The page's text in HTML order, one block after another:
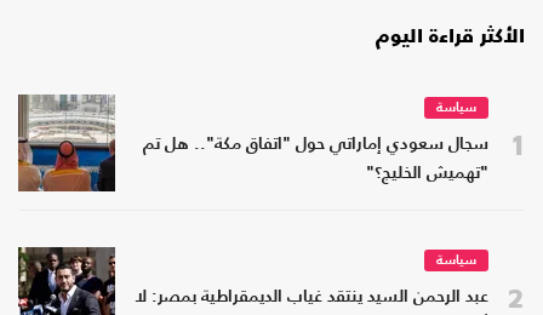
الأكثر قراءة اليوم
1
سياسة
سجال سعودي إماراتي حول "اتفاق مكة".. هل تم
"تهميش الخليج؟"
2
سياسة
عبد الرحمن السيد ينتقد غياب الديمقراطية بمصر: لا